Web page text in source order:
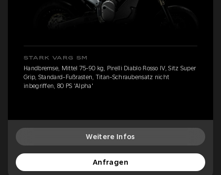
STARK VARG SM
Handbremse, Mittel 75-90 kg, Pirelli Diablo Rosso IV, Sitz Super
Grip, Standard-Fußrasten, Titan-Schraubensatz nicht
inbegriffen, 80 PS 'Alpha'
Weitere Infos
Anfragen